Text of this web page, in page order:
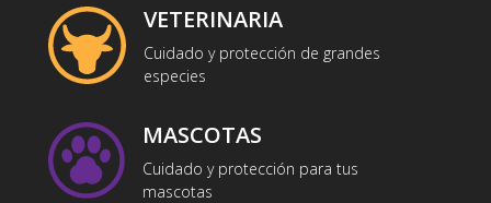
VETERINARIA
Cuidado y protección de grandes
especies
MASCOTAS
Cuidado y protección para tus
mascotas